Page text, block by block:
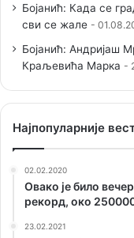
Бојанић: Када се
сви се жале
Бојанић: Андријаш
Краљевића Марка
Наjпопуларније
02.02.2020
Овако је било
рекорд, око
23.02.2021